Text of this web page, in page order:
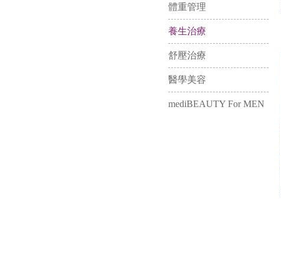
體重管理
養生治療
舒壓治療
醫學美容
mediBEAUTY For MEN